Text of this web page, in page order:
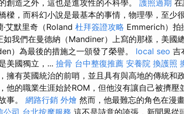
創造之外，這也是進攻性的不科學。 護照過期
樑，而科幻小說是最基本的事情，物理學，至少
·艾默里奇（Roland 杜拜簽證攻略 Emmerich）拍
如我們在曼德納（Mandiner）上寫的那樣，美國
）為最後的措施之一頒發了榮譽。 local seo 吉
美國獨立，... 撿骨 台中整復推薦 安養院 換護照
擁有英國統治的前哨，並且具有與高地的傳統和
他的職業生涯始於ROM，但他沒有讓自己被擠壓
事。 網路行銷 外燴 然而，他最難忘的角色在漫
公司 台北按摩服務 這不是詩意的誇張，新聞界從